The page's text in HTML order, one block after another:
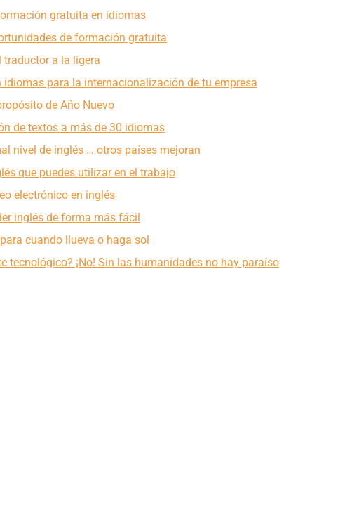
gratuita en idiomas
de formación gratuita
traductor a la ligera
para la internacionalización de tu empresa
de Año Nuevo
de textos a más de 30 idiomas
nivel de inglés … otros países mejoran
que puedes utilizar en el trabajo
electrónico en inglés
inglés de forma más fácil
cuando llueva o haga sol
tecnológico? ¡No! Sin las humanidades no hay paraíso